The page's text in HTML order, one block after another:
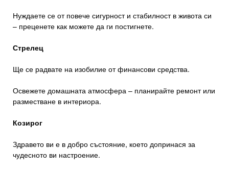
Нуждаете се от повече сигурност и стабилност в живота си
– преценете как можете да ги постигнете.
Стрелец
Ще се радвате на изобилие от финансови средства.
Освежете домашната атмосфера – планирайте ремонт или
разместване в интериора.
Козирог
Здравето ви е в добро състояние, което допринася за
чудесното ви настроение.